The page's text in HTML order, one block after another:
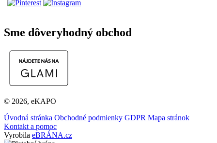
Sme dôveryhodný obchod
© 2026, eKAPO
Úvodná stránka Obchodné podmienky GDPR Mapa stránok
Kontakt a pomoc
Vyrobila eBRÁNA.cz